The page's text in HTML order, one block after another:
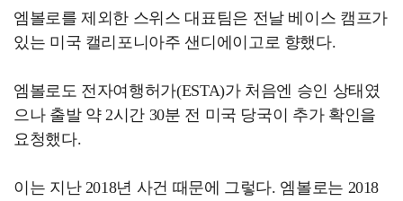
엠볼로를 제외한 스위스 대표팀은 전날 베이스 캠프가
있는 미국 캘리포니아주 샌디에이고로 향했다.
엠볼로도 전자여행허가(ESTA)가 처음엔 승인 상태였
으나 출발 약 2시간 30분 전 미국 당국이 추가 확인을
요청했다.
이는 지난 2018년 사건 때문에 그렇다. 엠볼로는 2018